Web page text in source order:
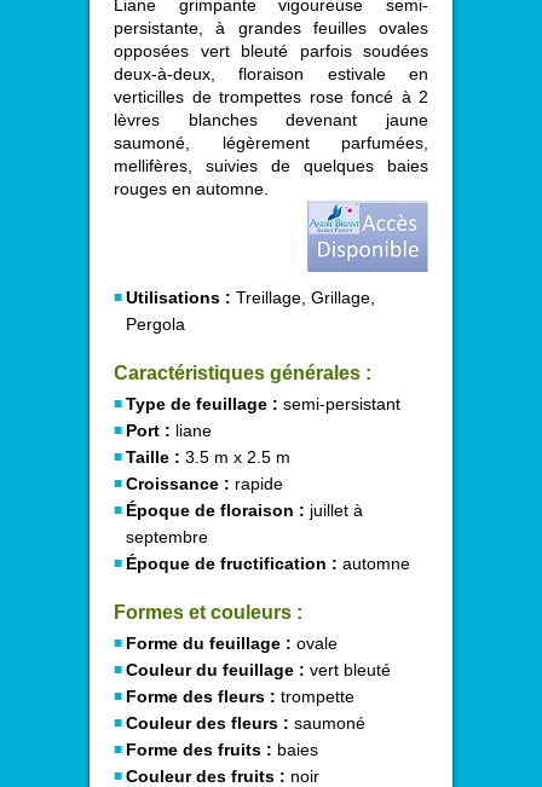
Liane grimpante vigoureuse semi-
persistante, à grandes feuilles ovales
opposées vert bleuté parfois soudées
deux-à-deux, floraison estivale en
verticilles de trompettes rose foncé à 2
lèvres blanches devenant jaune
saumoné, légèrement parfumées,
mellifères, suivies de quelques baies
rouges en automne.
Utilisations : Treillage, Grillage,
Pergola
Caractéristiques générales :
Type de feuillage : semi-persistant
Port : liane
Taille : 3.5 m x 2.5 m
Croissance : rapide
Époque de floraison : juillet à
septembre
Époque de fructification : automne
Formes et couleurs :
Forme du feuillage : ovale
Couleur du feuillage : vert bleuté
Forme des fleurs : trompette
Couleur des fleurs : saumoné
Forme des fruits : baies
Couleur des fruits : noir